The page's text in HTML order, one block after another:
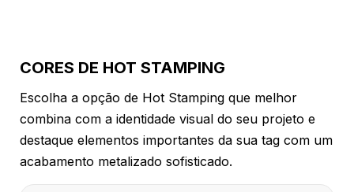
CORES DE HOT STAMPING
Escolha a opção de Hot Stamping que melhor
combina com a identidade visual do seu projeto e
destaque elementos importantes da sua tag com um
acabamento metalizado sofisticado.